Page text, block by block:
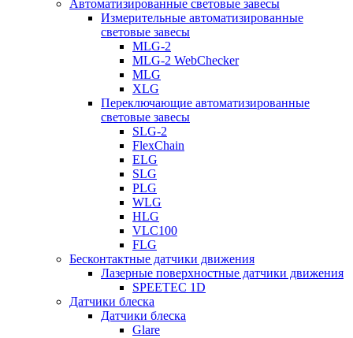
Автоматизированные световые завесы
Измерительные автоматизированные
световые завесы
MLG-2
MLG-2 WebChecker
MLG
XLG
Переключающие автоматизированные
световые завесы
SLG-2
FlexChain
ELG
SLG
PLG
WLG
HLG
VLC100
FLG
Бесконтактные датчики движения
Лазерные поверхностные датчики движения
SPEETEC 1D
Датчики блеска
Датчики блеска
Glare